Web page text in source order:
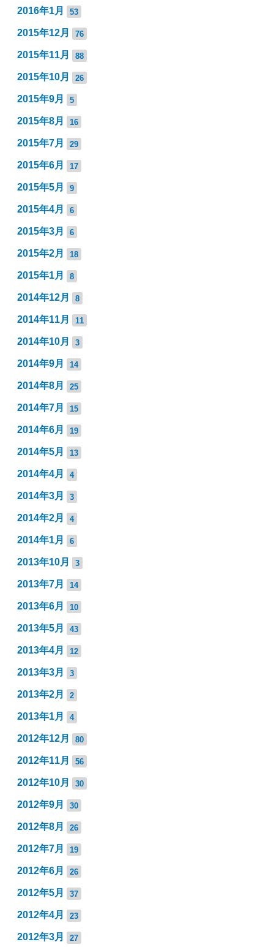
2016年1月 53
2015年12月 76
2015年11月 88
2015年10月 26
2015年9月 5
2015年8月 16
2015年7月 29
2015年6月 17
2015年5月 9
2015年4月 6
2015年3月 6
2015年2月 18
2015年1月 8
2014年12月 8
2014年11月 11
2014年10月 3
2014年9月 14
2014年8月 25
2014年7月 15
2014年6月 19
2014年5月 13
2014年4月 4
2014年3月 3
2014年2月 4
2014年1月 6
2013年10月 3
2013年7月 14
2013年6月 10
2013年5月 43
2013年4月 12
2013年3月 3
2013年2月 2
2013年1月 4
2012年12月 80
2012年11月 56
2012年10月 30
2012年9月 30
2012年8月 26
2012年7月 19
2012年6月 26
2012年5月 37
2012年4月 23
2012年3月 27